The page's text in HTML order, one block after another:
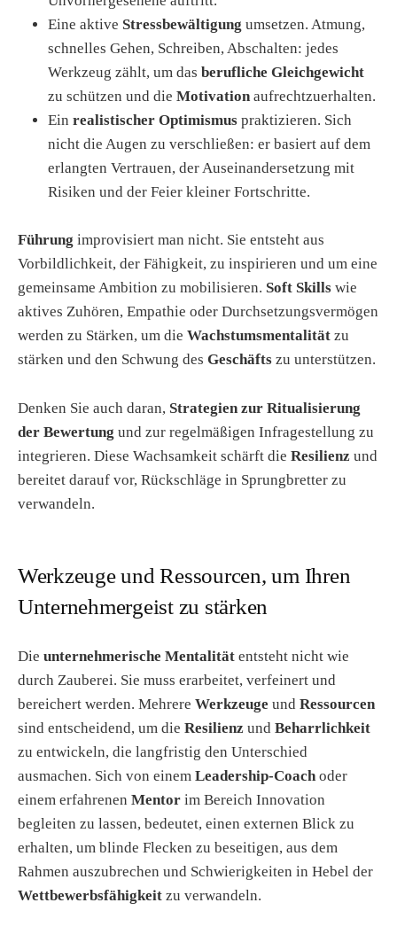
Eine aktive Stressbewältigung umsetzen. Atmung,
schnelles Gehen, Schreiben, Abschalten: jedes
Werkzeug zählt, um das berufliche Gleichgewicht
zu schützen und die Motivationaufrechtzuerhalten.
Ein realistischer Optimismus praktizieren. Sich
nicht die Augen zu verschließen: er basiert auf dem
erlangten Vertrauen, der Auseinandersetzung mit
Risiken und der Feier kleiner Fortschritte.
Führung improvisiert man nicht. Sie entsteht aus
Vorbildlichkeit, der Fähigkeit, zu inspirieren und um eine
gemeinsame Ambition zu mobilisieren. Soft Skills wie
aktives Zuhören, Empathie oder Durchsetzungsvermögen
werden zu Stärken, um die Wachstumsmentalität zu
stärken und den Schwung des Geschäfts zu unterstützen.
Denken Sie auch daran, Strategien zur Ritualisierung
der Bewertung und zur regelmäßigen Infragestellung zu
integrieren. Diese Wachsamkeit schärft die Resilienz und
bereitet darauf vor, Rückschläge in Sprungbretter zu
verwandeln.
Werkzeuge und Ressourcen, um Ihren
Unternehmergeist zu stärken
Die unternehmerische Mentalität entsteht nicht wie
durch Zauberei. Sie muss erarbeitet, verfeinert und
bereichert werden. Mehrere Werkzeuge und Ressourcen
sind entscheidend, um die Resilienz und Beharrlichkeit
zu entwickeln, die langfristig den Unterschied
ausmachen. Sich von einem Leadership-Coachoder
einem erfahrenen Mentor im Bereich Innovation
begleiten zu lassen, bedeutet, einen externen Blick zu
erhalten, um blinde Flecken zu beseitigen, aus dem
Rahmen auszubrechen und Schwierigkeiten in Hebel der
Wettbewerbsfähigkeit zu verwandeln.